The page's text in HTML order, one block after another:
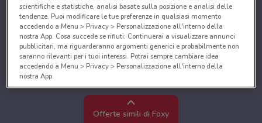
Offerte simili di Foxy
scientifiche e statistiche, analisi basate sulla posizione e analisi delle
tendenze. Puoi modificare le tue preferenze in qualsiasi momento
accedendo a Menu > Privacy > Personalizzazione all'interno della
nostra App. Cosa succede se rifiuti: Continuerai a visualizzare annunci
pubblicitari, ma riguarderanno argomenti generici e probabilmente non
saranno rilevanti per i tuoi interessi. Potrai sempre cambiare idea
accedendo a Menu > Privacy > Personalizzazione all'interno della
nostra App.
Noi e i nostri partner trattiamo i dati per fornire:
Utilizzare dati di geolocalizzazione precisi. Scansione attiva delle
caratteristiche del dispositivo ai fini dell’identificazione. Archiviare